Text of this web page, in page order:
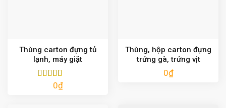
Thùng carton đựng tủ
lạnh, máy giặt
Được xếp
0₫
Thùng, hộp carton đựng
trứng gà, trứng vịt
0₫